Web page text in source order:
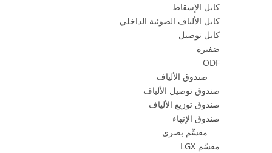
كابل الإسقاط
كابل الألياف الضوئية الداخلي
كابل توصيل
ضفيرة
ODF
صندوق الألياف
صندوق توصيل الألياف
صندوق توزيع الألياف
صندوق الإنهاء
مقسِّم بصري
مقسّم LGX